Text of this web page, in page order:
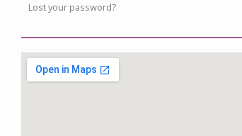
Lost your password?